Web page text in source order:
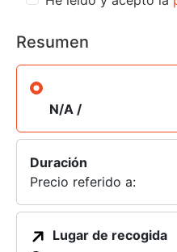
Resumen
N/A /
Duración
Precio referido a:
Lugar de recogida